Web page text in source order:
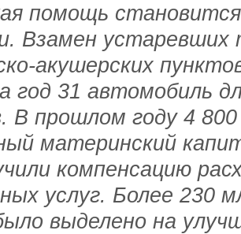
помощь
Взамен устаревших
акушерских
год 31 автомобиль
В прошлом году 4 800
материнский
компенсацию
услуг. Более 230
выделено на